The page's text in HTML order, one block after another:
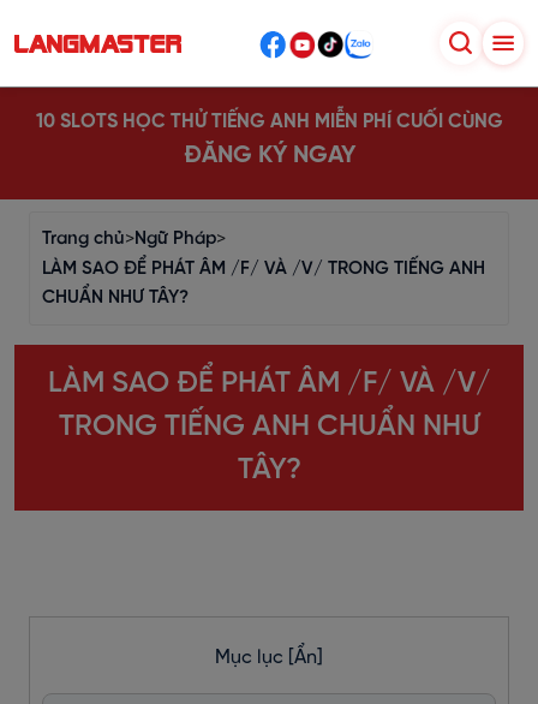
10 SLOTS HỌC THỬ TIẾNG ANH MIỄN PHÍ CUỐI CÙNG
ĐĂNG KÝ NGAY
Trang chủ>Ngữ Pháp>
LÀM SAO ĐỂ PHÁT ÂM /F/ VÀ /V/ TRONG TIẾNG ANH
CHUẨN NHƯ TÂY?
LÀM SAO ĐỂ PHÁT ÂM /F/ VÀ /V/
TRONG TIẾNG ANH CHUẨN NHƯ
TÂY?
Mục lục [Ẩn]